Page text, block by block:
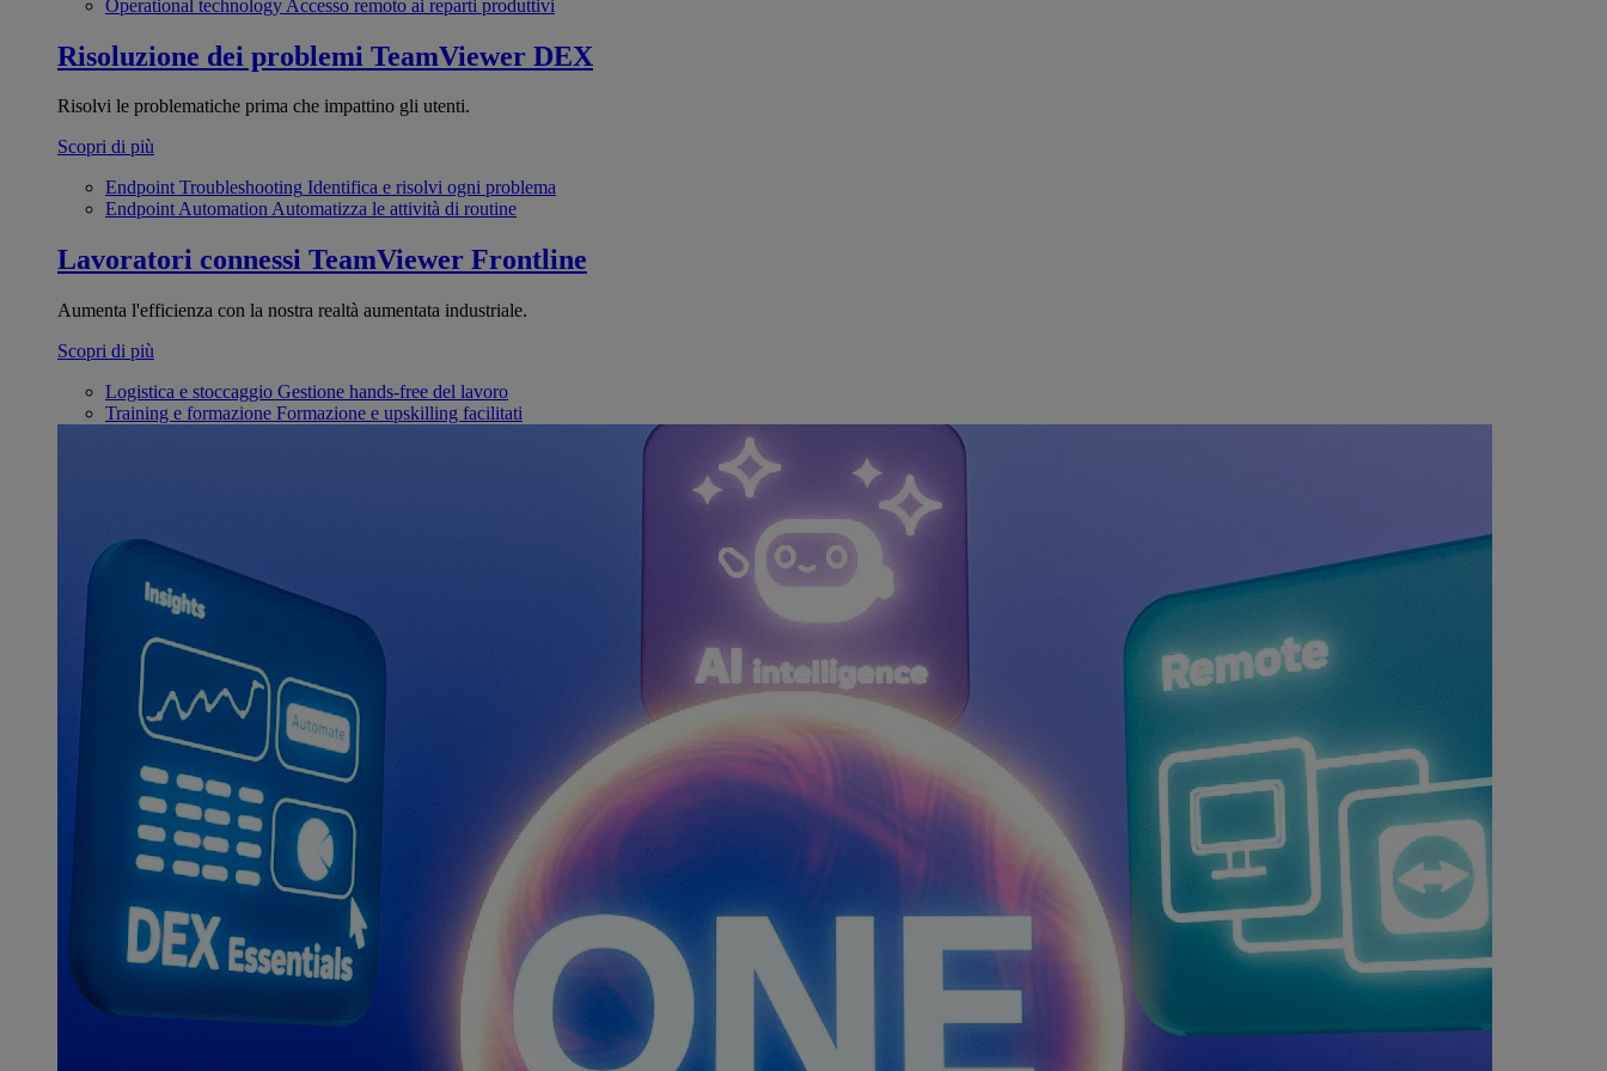
Operational technology Accesso remoto ai reparti produttivi
Risoluzione dei problemi TeamViewer DEX
Risolvi le problematiche prima che impattino gli utenti.
Scopri di più
Endpoint Troubleshooting Identifica e risolvi ogni problema
Endpoint AutomationAutomatizza le attività di routine
Lavoratori connessi TeamViewer Frontline
Aumenta l'efficienza con la nostra realtà aumentata industriale.
Scopri di più
Logistica e stoccaggio Gestione hands-free del lavoro
Training e formazione Formazione e upskilling facilitati